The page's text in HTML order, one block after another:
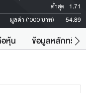
ต่ำสุด 1.71
มูลค่า ('000 บาท) 54.89
หุ้น ข้อมูลหลักทรัพย์